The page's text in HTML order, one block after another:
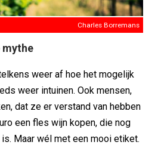
Charles Borremans
mythe
weer af hoe het mogelijk
weer intuinen. Ook mensen,
dat ze er verstand van hebben
een fles wijn kopen, die nog
Maar wél met een mooi etiket.